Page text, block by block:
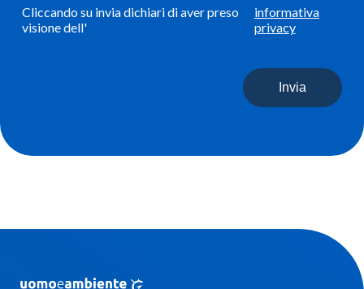
Cliccando su invia dichiari di aver preso
visione dell'
informativa
privacy
Invia